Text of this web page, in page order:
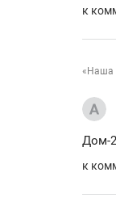
к
«Наша
Дом-
к